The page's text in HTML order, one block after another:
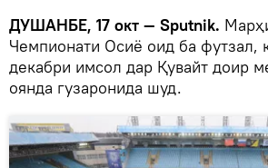
ДУШАНБЕ, 17 окт — Sputnik.
Чемпионати Осиё оид ба футзал,
декабри имсол дар Қувайт доир
оянда гузаронида шуд.